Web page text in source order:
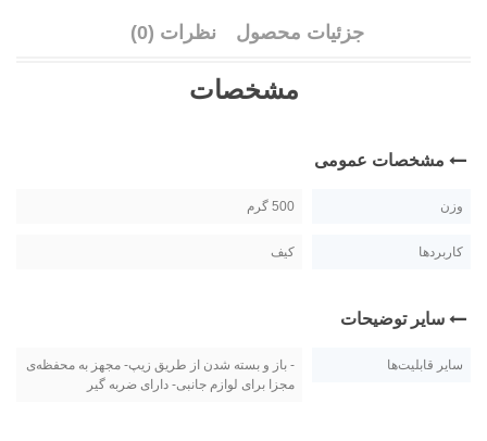
جزئیات محصول نظرات (0)
مشخصات
مشخصات عمومی
وزن 500 گرم
کاربردها کیف
سایر توضیحات
سایر قابلیت‌ها
- باز و بسته شدن از طریق زیپ- مجهز به محفظه‌ی
مجزا برای لوازم جانبی- دارای ضربه گیر